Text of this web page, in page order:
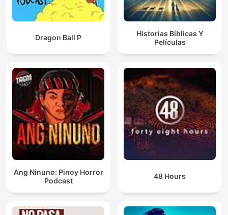
Dragon Ball P
Historias Bíblicas Y
Películas
Ang Ninuno: Pinoy Horror
Podcast
48 Hours